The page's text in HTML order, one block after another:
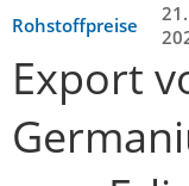
Rohstoffpreise
Export